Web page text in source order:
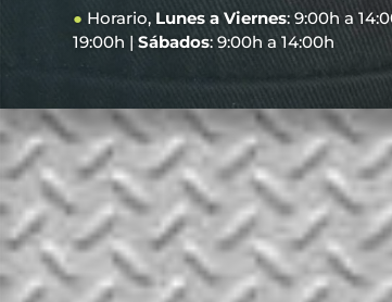
● Horario, Lunes a Viernes: 9:00h a
19:00h |Sábados: 9:00h a 14:00h